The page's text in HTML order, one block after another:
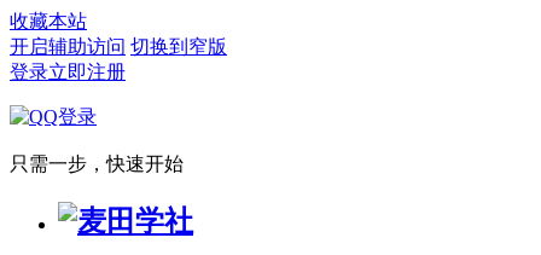
收藏本站
开启辅助访问 切换到窄版
登录立即注册
只需一步，快速开始